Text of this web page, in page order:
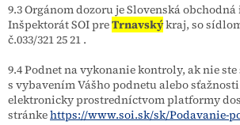
9.3 Orgánom dozoru je Slovenská
Inšpektorát SOI preTrnavskýkraj, so
č.033/321 25 21 .
9.4 Podnet na vykonanie kontroly, ak nie
s vybavením Vášho podnetu alebo
elektronicky prostredníctvom platformy
stránkehttps://www.soi.sk/sk/Podavanie-